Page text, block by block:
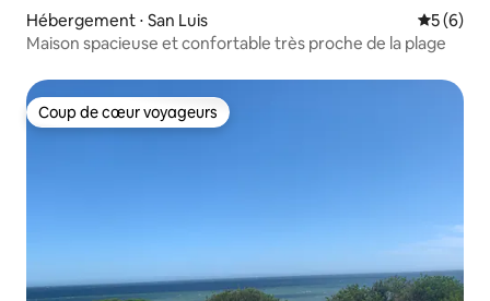
Hébergement ⋅ San Luis
5 (6)
Maison spacieuse et confortable très proche de la plage
Coup de cœur voyageurs
Coup de cœur voyageurs